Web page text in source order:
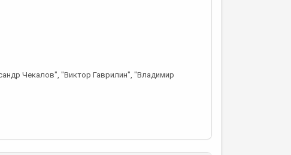
Чекалов", "Виктор Гаврилин", "Владимир